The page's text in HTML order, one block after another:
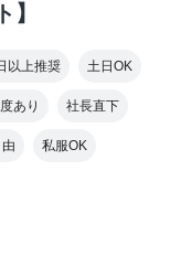
以上推奨 土日OK
あり 社長直下
私服OK